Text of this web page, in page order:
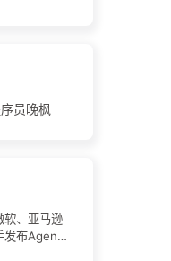
员晚枫
、亚马逊
发布Agent
终于要统